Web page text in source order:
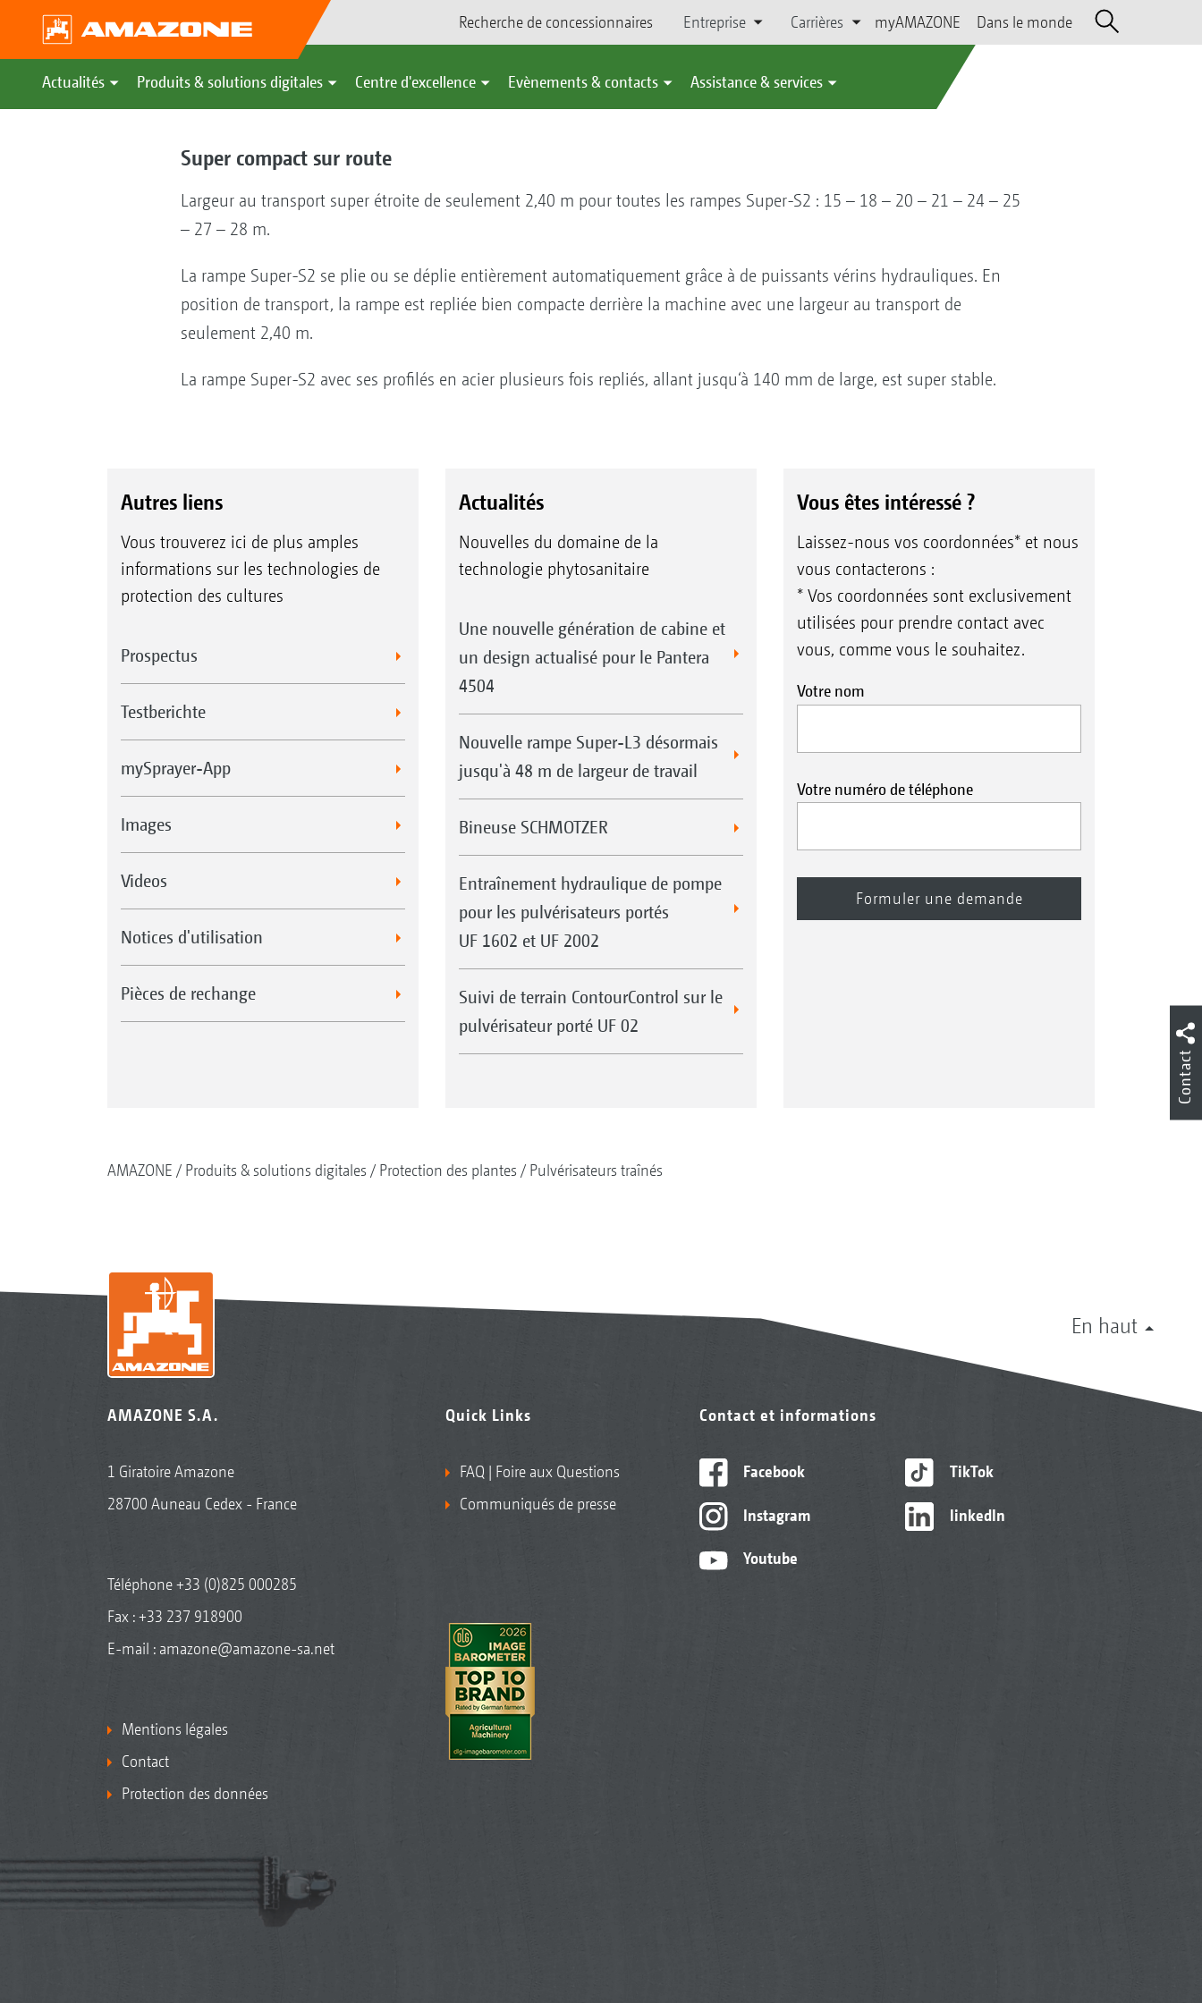
Recherche de concessionnaires Entreprise Carrières myAMAZONE Dans le monde
Actualités Produits & solutions digitales Centre d'excellence Evènements & contacts Assistance & services
Super compact sur route
Largeur au transport super étroite de seulement 2,40 m pour toutes les rampes Super-S2 : 15 – 18 – 20 – 21 – 24 – 25
– 27 – 28 m.
La rampe Super-S2 se plie ou se déplie entièrement automatiquement grâce à de puissants vérins hydrauliques. En
position de transport, la rampe est repliée bien compacte derrière la machine avec une largeur au transport de
seulement 2,40 m.
La rampe Super-S2 avec ses profilés en acier plusieurs fois repliés, allant jusqu‘à 140 mm de large, est super stable.
Autres liens
Vous trouverez ici de plus amples
informations sur les technologies de
protection des cultures
Prospectus
Testberichte
mySprayer-App
Images
Videos
Notices d'utilisation
Pièces de rechange
Actualités
Nouvelles du domaine de la
technologie phytosanitaire
Une nouvelle génération de cabine et
un design actualisé pour le Pantera
4504
Nouvelle rampe Super-L3 désormais
jusqu'à 48 m de largeur de travail
Bineuse SCHMOTZER
Entraînement hydraulique de pompe
pour les pulvérisateurs portés
UF 1602 et UF 2002
Suivi de terrain ContourControl sur le
pulvérisateur porté UF 02
Vous êtes intéressé ?
Laissez-nous vos coordonnées* et nous
vous contacterons :
* Vos coordonnées sont exclusivement
utilisées pour prendre contact avec
vous, comme vous le souhaitez.
Votre nom
Votre numéro de téléphone
AMAZONE Produits & solutions digitales Protection des plantes Pulvérisateurs traînés
En haut
AMAZONE S.A.
1 Giratoire Amazone
28700 Auneau Cedex - France
Téléphone+33 (0)825 000285
Fax : +33 237 918900
E-mail : amazone@amazone-sa.net
Mentions légales
Contact
Protection des données
Quick Links
FAQ | Foire aux Questions
Communiqués de presse
Contact et informations
Facebook
Instagram
Youtube
TikTok
linkedIn
Contact